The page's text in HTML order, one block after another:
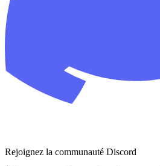
Rejoignez la communauté Discord